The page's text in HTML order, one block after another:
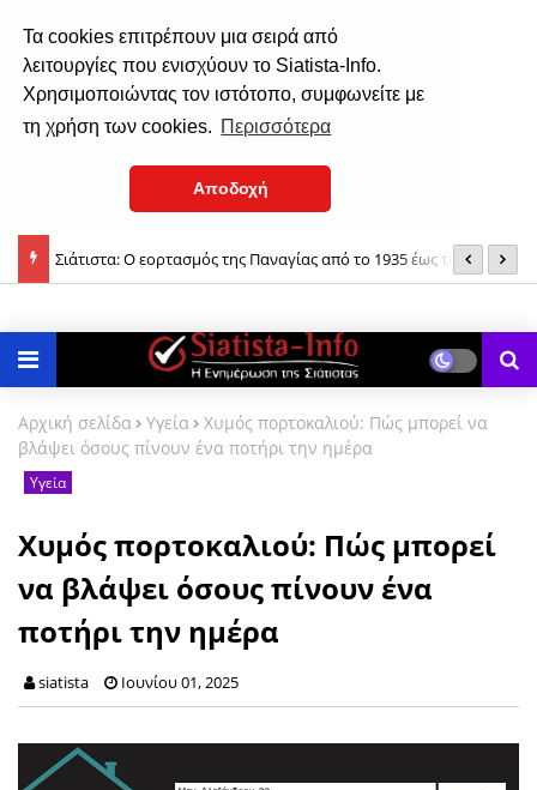
Τα cookies επιτρέπουν μια σειρά από
λειτουργίες που ενισχύουν το Siatista-Info.
Χρησιμοποιώντας τον ιστότοπο, συμφωνείτε με
τη χρήση των cookies. Περισσότερα
Αποδοχή
Σιάτιστα: Ο εορτασμός της Παναγίας από το 1935 έως το 1937!
Αρχική σελίδα Υγεία
Χυμός πορτοκαλιού: Πώς μπορεί να
βλάψει όσους πίνουν ένα ποτήρι την ημέρα
Υγεία
Χυμός πορτοκαλιού: Πώς μπορεί
να βλάψει όσους πίνουν ένα
ποτήρι την ημέρα
siatista Ιουνίου 01, 2025